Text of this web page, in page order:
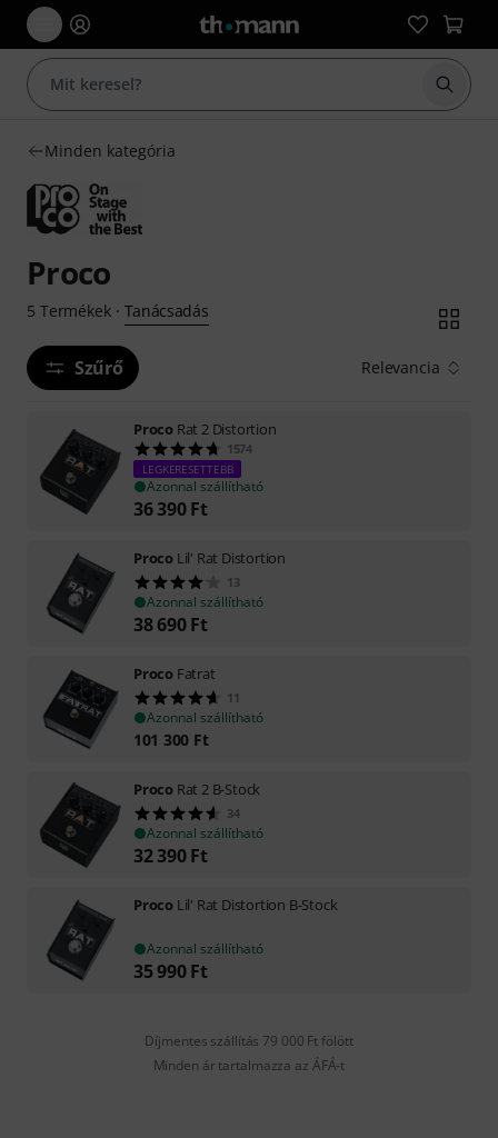
Minden kategória
Proco
5 Termékek· Tanácsadás
Szűrő Relevancia
Proco Rat 2 Distortion
1574
LEGKERESETTEBB
Azonnal szállítható
36 390 Ft
Proco Lil' Rat Distortion
13
Azonnal szállítható
38 690 Ft
Proco Fatrat
11
Azonnal szállítható
101 300 Ft
Proco Rat 2 B-Stock
34
Azonnal szállítható
32 390 Ft
Proco Lil' Rat Distortion B-Stock
Azonnal szállítható
35 990 Ft
Díjmentes szállítás 79 000 Ft fölött
Minden ár tartalmazza az ÁFÁ-t